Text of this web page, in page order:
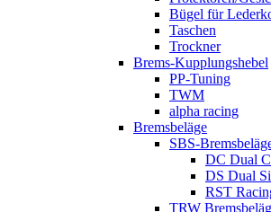
Bügel für
Taschen
Trockner
Brems-Kupplungshebel
PP-Tuning
TWM
alpha racing
Bremsbeläge
SBS-
DC Dual
DS Dual
RST
TRW